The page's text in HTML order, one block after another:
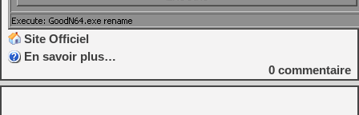
Site Officiel
En savoir plus…
0 commentaire